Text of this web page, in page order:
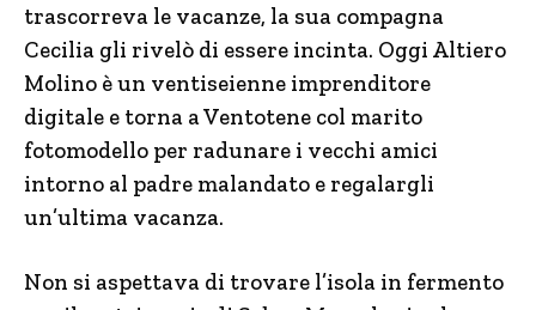
trascorreva le vacanze, la sua compagna
Cecilia gli rivelò di essere incinta. Oggi Altiero
Molino è un ventiseienne imprenditore
digitale e torna a Ventotene col marito
fotomodello per radunare i vecchi amici
intorno al padre malandato e regalargli
un’ultima vacanza.
Non si aspettava di trovare l’isola in fermento